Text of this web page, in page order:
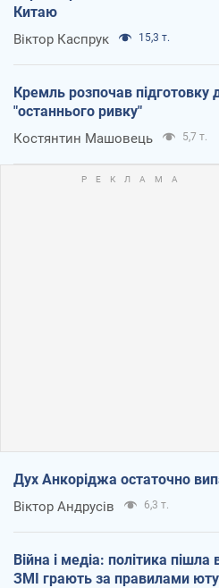
Китаю
Віктор Каспрук 15,3 т.
Кремль розпочав підготовку
"останнього ривку"
Костянтин Машовець 5,7 т.
Дух Анкоріджа остаточно
Віктор Андрусів 6,3 т.
Війна і медіа: політика
ЗМІ грають за правилами